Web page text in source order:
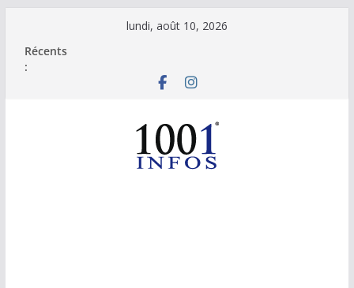
contenu
lundi, août 10, 2026
Récents
: